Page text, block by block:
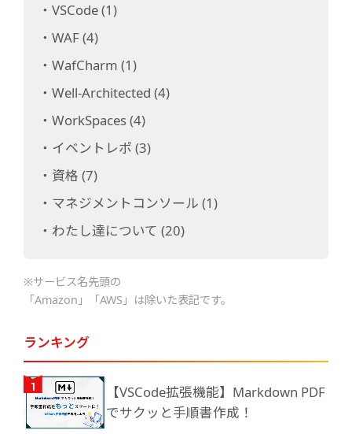
VSCode (1)
WAF (4)
WafCharm (1)
Well-Architected (4)
WorkSpaces (4)
イベントレポ (3)
資格 (7)
マネジメントコンソール (1)
わたし達について (20)
※サービス名先頭の
「Amazon」「AWS」は除いた表記です。
ランキング
【VSCode拡張機能】Markdown PDF
でサクッと手順書作成！